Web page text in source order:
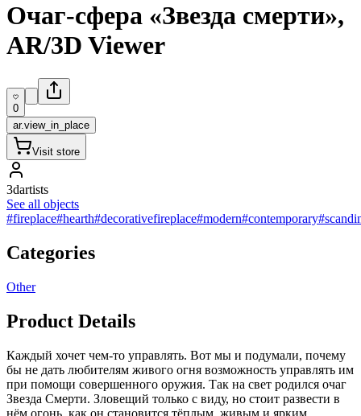
Очаг-сфера «Звезда смерти»,
AR/3D Viewer
0
ar.view_in_place
Visit store
3dartists
See all objects
#fireplace#hearth#decorativefireplace#modern#contemporary
Categories
Other
Product Details
Каждый хочет чем-то управлять. Вот мы и подумали, почему
бы не дать любителям живого огня возможность управлять им
при помощи совершенного оружия. Так на свет родился очаг
Звезда Смерти. Зловещий только с виду, но стоит развести в
нём огонь, как он становится тёплым, живым и ярким.